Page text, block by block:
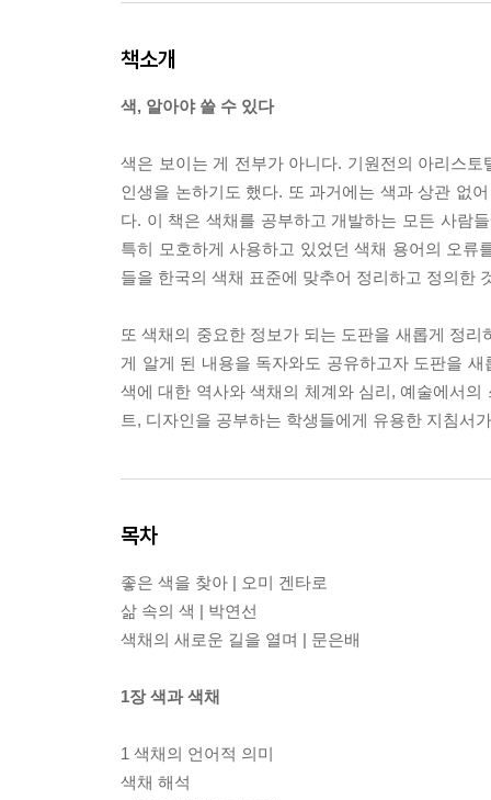
책소개
색, 알아야 쓸 수 있다
색은 보이는 게 전부가 아니다. 기원전의 아리스
인생을 논하기도 했다. 또 과거에는 색과 상관 없
다. 이 책은 색채를 공부하고 개발하는 모든 사람
특히 모호하게 사용하고 있었던 색채 용어의 오
들을 한국의 색채 표준에 맞추어 정리하고 정의한
또 색채의 중요한 정보가 되는 도판을 새롭게 정
게 알게 된 내용을 독자와도 공유하고자 도판을
색에 대한 역사와 색채의 체계와 심리, 예술에서
트, 디자인을 공부하는 학생들에게 유용한 지침서
목차
좋은 색을 찾아 | 오미 겐타로
삶 속의 색 | 박연선
색채의 새로운 길을 열며 | 문은배
1장 색과 색채
1 색채의 언어적 의미
색채 해석